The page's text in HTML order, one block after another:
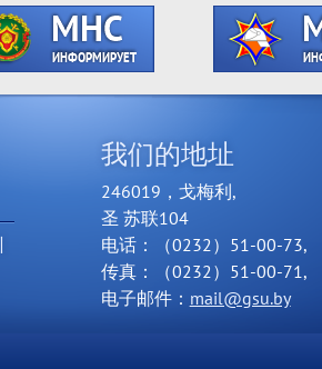
我们的地址
246019，戈梅利,
圣 苏联104
电话：（0232）51-00-73,
传真：（0232）51-00-71,
电子邮件： mail@gsu.by